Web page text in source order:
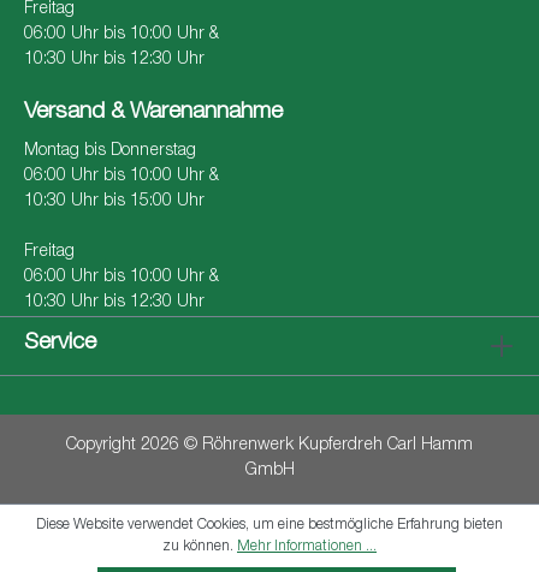
Freitag
06:00 Uhr bis 10:00 Uhr &
10:30 Uhr bis 12:30 Uhr
Versand & Warenannahme
Montag bis Donnerstag
06:00 Uhr bis 10:00 Uhr &
10:30 Uhr bis 15:00 Uhr
Freitag
06:00 Uhr bis 10:00 Uhr &
10:30 Uhr bis 12:30 Uhr
Service
Copyright 2026 © Röhrenwerk Kupferdreh Carl Hamm
GmbH
Diese Website verwendet Cookies, um eine bestmögliche Erfahrung bieten
zu können. Mehr Informationen ...